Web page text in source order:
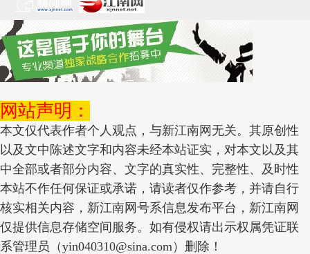
网站声明：
本文仅代表作者个人观点，与新江南网无关。其原创性
以及文中陈述文字和内容未经本站证实，对本文以及其
中全部或者部分内容、文字的真实性、完整性、及时性
本站不作任何保证或承诺，请读者仅作参考，并请自行
核实相关内容，新江南网号系信息发布平台，新江南网
仅提供信息存储空间服务。如有侵权请出示权属凭证联
系管理员（yin040310@sina.com）删除！